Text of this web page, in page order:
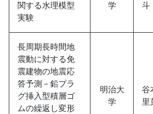
関する水理模型
実験
学
斗
長周期長時間地
震動に対する免
震建物の地震応
答予測－鉛プラ
グ挿入型積層ゴ
ムの繰返し変形
明治大
学
里